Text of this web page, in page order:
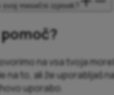
svoj mesečni izpisek?
na vsa tvoja
na to, ali že uporabljaš
uporabo.